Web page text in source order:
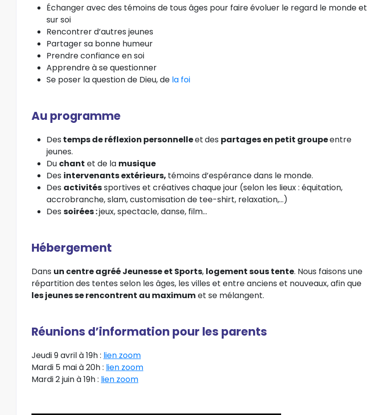
Échanger avec des témoins de tous âges pour faire évoluer le regard le monde et
sur soi
Rencontrer d’autres jeunes
Partager sa bonne humeur
Prendre confiance en soi
Apprendre à se questionner
Se poser la question de Dieu, de la foi
Au programme
Des temps de réflexion personnelleetdes partages en petit groupeentre
jeunes.
Du chant et de la musique
Des intervenants extérieurs, témoins d’espérance dans le monde.
Des activitéssportives et créatives chaque jour (selon les lieux : équitation,
accrobranche, slam, customisation de tee-shirt, relaxation,…)
Des soirées:jeux, spectacle, danse, film…
Hébergement
Dans un centre agréé Jeunesse et Sports, logement sous tente. Nous faisons une
répartition des tentes selon les âges, les villes et entre anciens et nouveaux, afin que
les jeunes se rencontrent au maximumet se mélangent.
Réunions d’information pour les parents
Jeudi 9 avril à 19h : lien zoom
Mardi 5 mai à 20h : lien zoom
Mardi 2 juin à 19h : lien zoom